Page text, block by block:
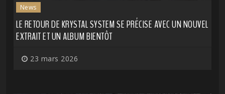
News
LE RETOUR DE KRYSTAL SYSTEM SE PRÉCISE AVEC UN NOUVEL
EXTRAIT ET UN ALBUM BIENTÔT
23 mars 2026